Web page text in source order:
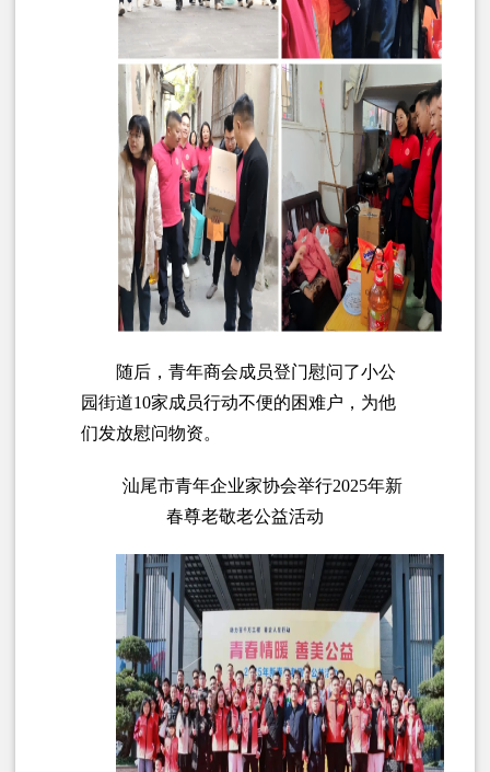
随后，青年商会成员登门慰问了小公
园街道10家成员行动不便的困难户，为他
们发放慰问物资。
汕尾市青年企业家协会举行2025年新
春尊老敬老公益活动